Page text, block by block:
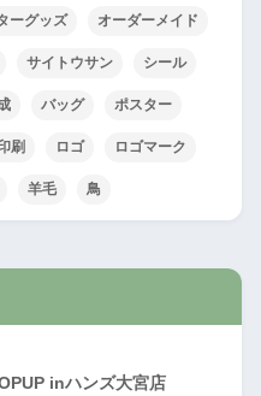
ーグッズ オーダーメイド
サイトウサン シール
バッグ ポスター
刷 ロゴ ロゴマーク
羊毛 鳥
inハンズ大宮店